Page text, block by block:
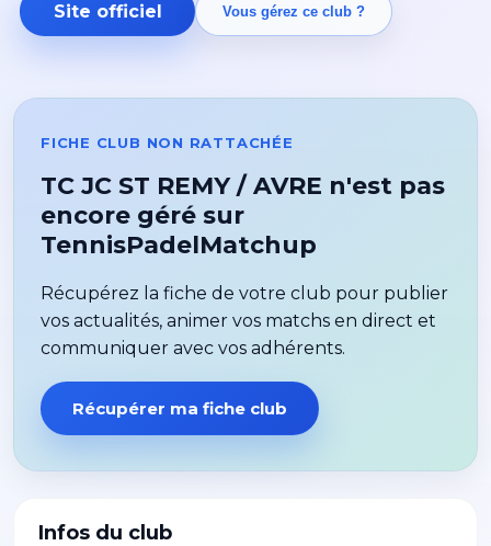
Site officiel Vous gérez ce club ?
Infos du club
FICHE CLUB NON RATTACHÉE
TC JC ST REMY / AVRE n'est pas
encore géré sur
TennisPadelMatchup
Récupérez la fiche de votre club pour publier
vos actualités, animer vos matchs en direct et
communiquer avec vos adhérents.
Récupérer ma fiche club